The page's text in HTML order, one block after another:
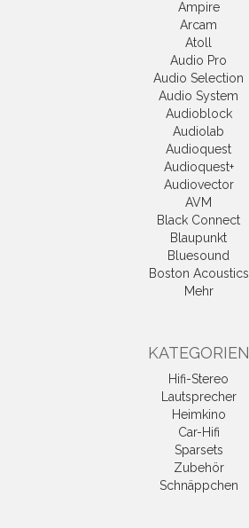
Ampire
Arcam
Atoll
Audio Pro
Audio Selection
Audio System
Audioblock
Audiolab
Audioquest
Audioquest+
Audiovector
AVM
Black Connect
Blaupunkt
Bluesound
Boston Acoustics
Mehr
KATEGORIEN
Hifi-Stereo
Lautsprecher
Heimkino
Car-Hifi
Sparsets
Zubehör
Schnäppchen